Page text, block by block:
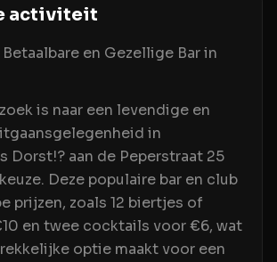
activiteit
en Gezellige Bar in
is naar een levendige en
in
Dorst!? aan de Peperstraat 25
Deze populaire bar en club
prijzen, zoals 12 biertjes of
en twee cocktails voor €6, wat
optie maakt voor een